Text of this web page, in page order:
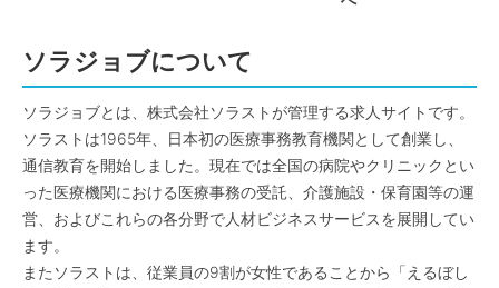
ソラジョブについて
ソラジョブとは、株式会社ソラストが管理する求人サイトです。
ソラストは1965年、日本初の医療事務教育機関として創業し、
通信教育を開始しました。現在では全国の病院やクリニックとい
った医療機関における医療事務の受託、介護施設・保育園等の運
営、およびこれらの各分野で人材ビジネスサービスを展開してい
ます。
またソラストは、従業員の9割が女性であることから「えるぼし